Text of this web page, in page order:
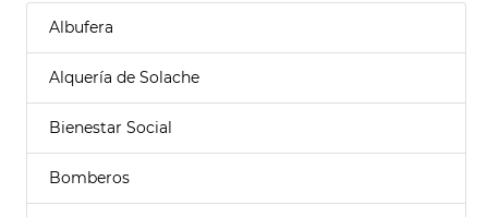
Albufera
Alquería de Solache
Bienestar Social
Bomberos